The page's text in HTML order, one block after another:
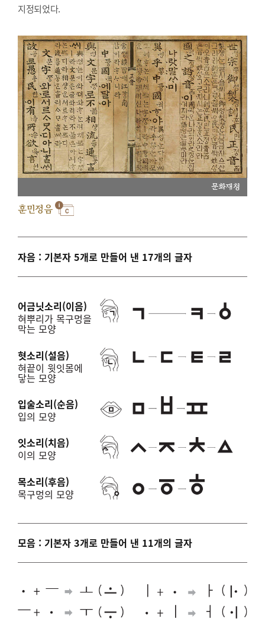
지정되었다.
문화재청
훈민정음
자음 : 기본자 5개로 만들어 낸 17개의 글자
어금닛소리(이음)
혀뿌리가 목구멍을
막는 모양
혓소리(설음)
혀끝이 윗잇몸에
닿는 모양
입술소리(순음)
입의 모양
잇소리(치음)
이의 모양
목소리(후음)
목구멍의 모양
모음 : 기본자 3개로 만들어 낸 11개의 글자